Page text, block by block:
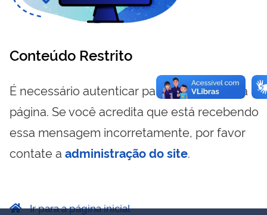
Conteúdo Restrito
É necessário autenticar para visualizar essa
página. Se você acredita que está recebendo
essa mensagem incorretamente, por favor
contate a administração do site.
Ir para a página inicial